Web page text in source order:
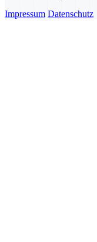
Impressum Datenschutz